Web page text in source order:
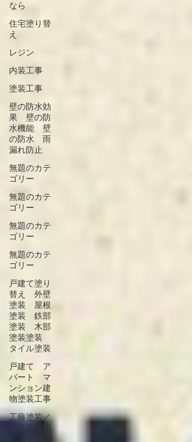
なら
住宅塗り替
え
レジン
内装工事
塗装工事
壁の防水効
果 壁の防
水機能 壁
の防水 雨
漏れ防止
無題のカテ
ゴリー
無題のカテ
ゴリー
無題のカテ
ゴリー
無題のカテ
ゴリー
戸建て塗り
替え 外壁
塗装 屋根
塗装 鉄部
塗装 木部
塗装塗装
タイル塗装
戸建て ア
パート マ
ンション建
物塗装工事
工藤塗装／
塗装工事専